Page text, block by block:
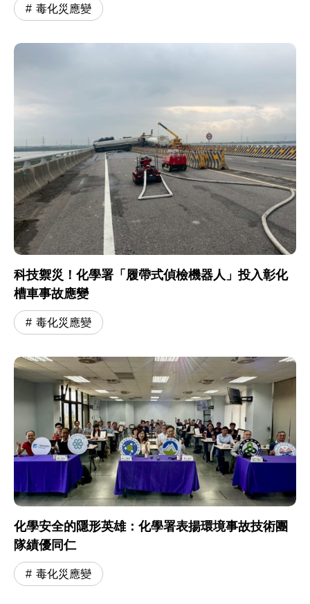
毒化災應變
科技禦災！化學署「履帶式偵檢機器人」投入彰化
槽車事故應變
毒化災應變
化學安全的隱形英雄：化學署表揚環境事故技術團
隊績優同仁
毒化災應變